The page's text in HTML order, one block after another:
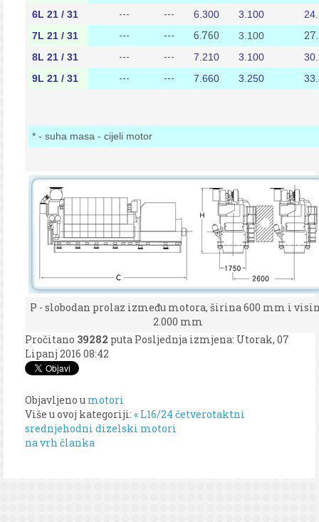
6L 21 / 31
--- --- 6.300 3.100
7L 21 / 31
--- --- 6.760 3.100
8L 21 / 31 --- --- 7.210 3.100
9L 21 / 31
--- --- 7.660 3.250
* - suha masa - cijeli motor
P - slobodan prolaz između motora, širina 600 mm i
2.000 mm
Pročitano 39282 puta Posljednja izmjena: Utorak, 07
Lipanj 2016 08:42
Objavljeno u motori
Više u ovoj kategoriji: « L16/24 četverotaktni
srednjehodni dizelski motori
na vrh članka